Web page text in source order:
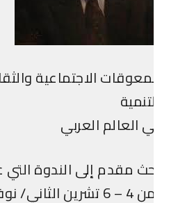
الاجتماعية
العالم العربي
مقدم إلى الندوة التي